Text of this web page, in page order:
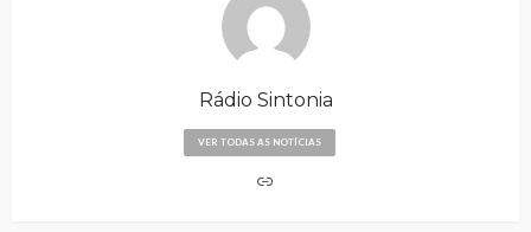
Rádio Sintonia
VER TODAS AS NOTÍCIAS